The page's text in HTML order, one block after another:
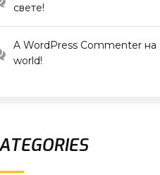
свете!
A WordPress Commenter на
world!